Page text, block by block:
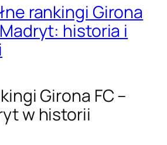
rankingi Girona
Madryt: historia i
Girona FC –
w historii